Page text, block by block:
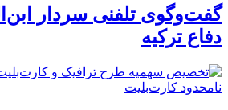
گفت‌وگوی تلفنی سردار
دفاع ترکیه